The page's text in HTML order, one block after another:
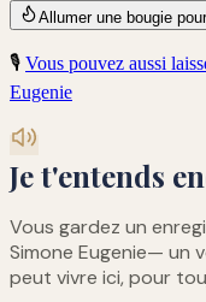
Allumer une bougie
🎙️ Vous pouvez aussi
Eugenie
Je t'entends
Vous gardez un
Simone Eugenie— un
peut vivre ici, pour